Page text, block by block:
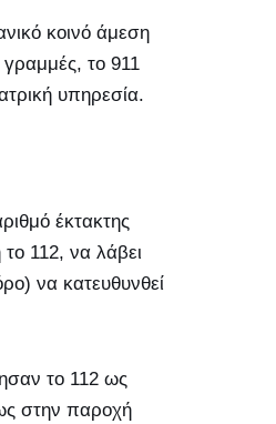
κοινό άμεση
το 911
υπηρεσία.
έκτακτης
112, να λάβει
να κατευθυνθεί
το 112 ως
στην παροχή